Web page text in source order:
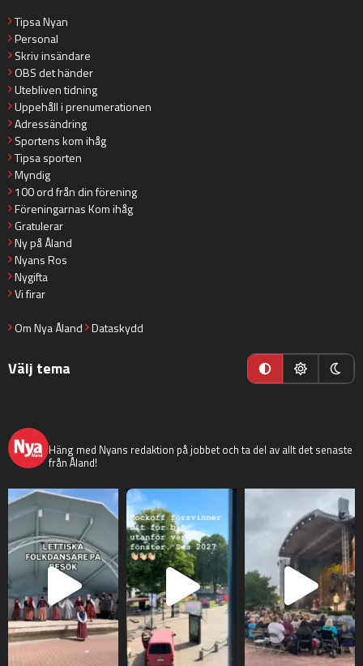
Tipsa Nyan
Personal
Skriv insändare
OBS det händer
Utebliven tidning
Uppehåll i prenumerationen
Adressändring
Sportens kom ihåg
Tipsa sporten
Myndig
100 ord från din förening
Föreningarnas Kom ihåg
Gratulerar
Ny på Åland
Nyans Ros
Nygifta
Vi firar
Om Nya Åland Dataskydd
Välj tema
Häng med Nyans redaktion på jobbet och ta del av allt det senaste
från Åland!